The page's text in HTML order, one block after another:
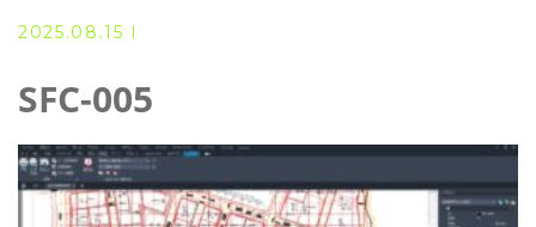
2025.08.15
SFC-005